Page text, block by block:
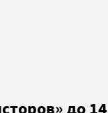
до 14